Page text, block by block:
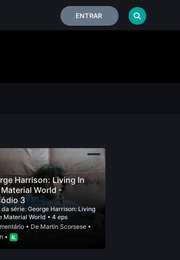
ENTRAR
Harrison: Living In
World -
3
da série:George Harrison: Living
Material World • 4 eps
• De Martin Scorsese •
•